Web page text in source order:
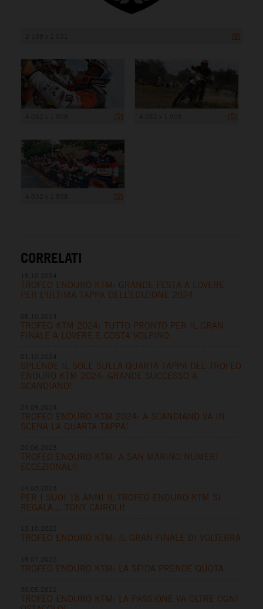
CORRELATI
TROFEO ENDURO KTM: GRANDE FESTA A LOVERE
PER L’ULTIMA TAPPA DELL’EDIZIONE 2024
TROFEO KTM 2024: TUTTO PRONTO PER IL GRAN
FINALE A LOVERE E COSTA VOLPINO
SPLENDE IL SOLE SULLA QUARTA TAPPA DEL TROFEO
ENDURO KTM 2024: GRANDE SUCCESSO A
SCANDIANO!
TROFEO ENDURO KTM 2024: A SCANDIANO VA IN
SCENA LA QUARTA TAPPA!
TROFEO ENDURO KTM: A SAN MARINO NUMERI
ECCEZIONALI!
PER I SUOI 18 ANNI IL TROFEO ENDURO KTM SI
REGALA… TONY CAIROLI!
TROFEO ENDURO KTM: IL GRAN FINALE DI VOLTERRA
TROFEO ENDURO KTM: LA SFIDA PRENDE QUOTA
TROFEO ENDURO KTM: LA PASSIONE VA OLTRE OGNI